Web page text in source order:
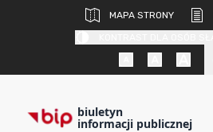
MAPA STRONY
biuletyn
informacji publicznej